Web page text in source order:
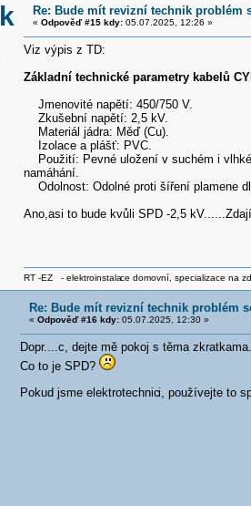
Re: Bude mít revizní technik problém
« Odpověď #15 kdy:05.07.2025, 12:26 »
Viz výpis z TD:
Základní technické parametry kabelů
Jmenovité napětí: 450/750 V.
Zkušební napětí: 2,5 kV.
Materiál jádra: Měď (Cu).
Izolace a plášť: PVC.
Použití: Pevné uložení v suchém i
namáhání.
Odolnost: Odolné proti šíření plamene
Ano,asi to bude kvůli SPD -2,5
RT -EZ - elektroinstalace domovní, specializace na
Re: Bude mít revizní technik problém
« Odpověď #16 kdy:05.07.2025, 12:30 »
Dopr....c, dejte mě pokoj s těma zkratkama.
Co to je SPD?
Pokud jsme elektrotechnici, používejte to